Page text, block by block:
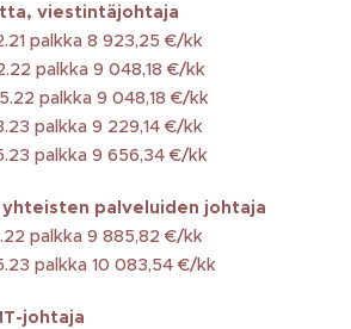
viestintäjohtaja
palkka 8 923,25 €/kk
palkka 9 048,18 €/kk
palkka 9 048,18 €/kk
palkka 9 229,14 €/kk
palkka 9 656,34 €/kk
yhteisten palveluiden johtaja
palkka 9 885,82 €/kk
palkka 10 083,54 €/kk
johtaja